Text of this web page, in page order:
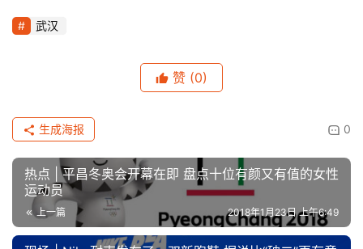
武汉
赞 (0)
0
生成海报
热点 | 平昌冬奥会开幕在即 盘点十位有颜又有值的女性
运动员
上一篇 2018年1月23日 上午6:49